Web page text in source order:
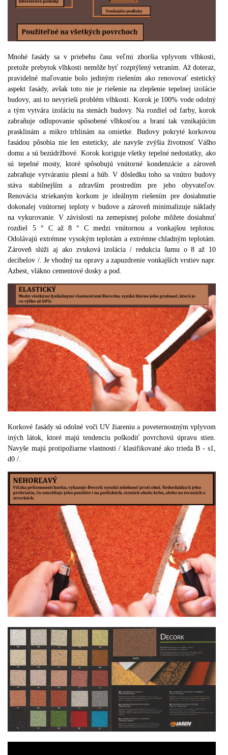
Mnohé fasády sa v priebehu času veľmi zhoršia vplyvom vlhkosti,
pretože prebytok vlhkosti nemôže byť rozptýlený vetraním. Až doteraz,
pravidelné maľovanie bolo jediným riešením ako renovovať estetický
aspekt fasády, avšak toto nie je riešenie na zlepšenie tepelnej izolácie
budovy, ani to nevyrieši problém vlhkosti. Korok je 100% vode odolný
a tým vytvára izoláciu na stenách budovy.Na rozdiel od farby, korok
zabraňuje odlupovanie spôsobené vlhkosťou a braní tak vznikajúcim
prasklinám a mikro trhlinám na omietke. Budovy pokryté korkovou
fasádou pôsobia nie len esteticky, ale navyše zvýšia životnosť Vášho
domu a sú bezúdržbové. Korok koriguje všetky tepelné nedostatky, ako
sú tepelné mosty, ktoré spôsobujú vnútorné kondenzácie a zároveň
zabraňuje vytváraniu plesní a húb.V dôsledku toho sa vnútro budovy
stáva stabilnejším a zdravším prostredím pre jeho obyvateľov.
Renovácia striekaným korkom je ideálnym riešením pre dosiahnutie
dokonalej vnútornej teploty v budove a zároveň minimalizuje náklady
na vykurovanie.V závislosti na zemepisnej polohe môžete dosiahnuť
rozdiel 5 ° C až 8 ° C medzi vnútornou a vonkajšou teplotou.
Odolávajú extrémne vysokým teplotám a extrémne chladným teplotám.
Zároveň slúži aj ako zvuková izolácia / redukcia šumu o 8 až 10
decibelov /. Je vhodný na opravy a zapuzdrenie vonkajších vrstiev napr.
Azbest, vlákno cementové dosky a pod.
Korkové fasády sú odolné voči UV žiareniu a poveternostným vplyvom
iných látok,ktoré majú tendenciu poškodiť povrchovú úpravu stien.
Navyše majú protipožiarne vlastnosti / klasifikované ako trieda B - s1,
d0/.